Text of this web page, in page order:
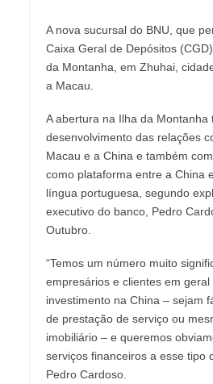
A nova sucursal do BNU, que
Caixa Geral de Depósitos
da Montanha, em Zhuhai,
a Macau.
A abertura na Ilha da Montanha
desenvolvimento das relações
Macau e a China e também
como plataforma entre a China
língua portuguesa, segundo
executivo do banco, Pedro
Outubro.
“Temos um número muito
empresários e clientes em geral
investimento na China – sejam
de prestação de serviço ou
imobiliário – e queremos
serviços financeiros a esse tipo
Pedro Cardoso.